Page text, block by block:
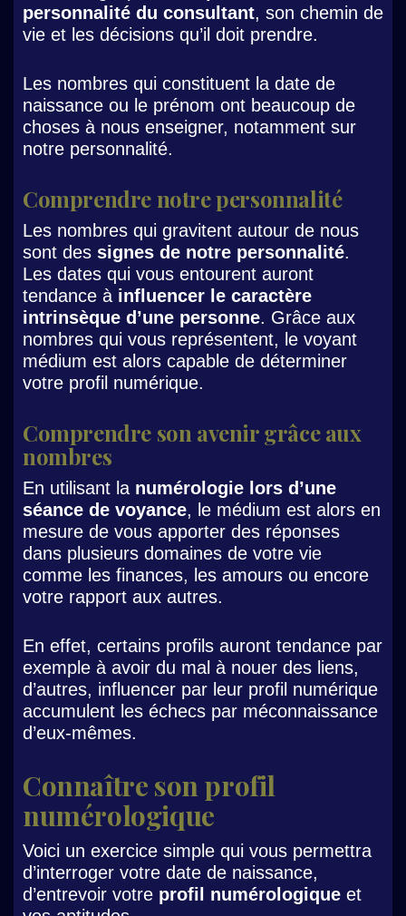
personnalité du consultant, son chemin de
vie et les décisions qu’il doit prendre.
Les nombres qui constituent la date de
naissance ou le prénom ont beaucoup de
choses à nous enseigner, notamment sur
notre personnalité.
Comprendre notre personnalité
Les nombres qui gravitent autour de nous
sont des signes de notre personnalité.
Les dates qui vous entourent auront
tendance à influencer le caractère
intrinsèque d’une personne. Grâce aux
nombres qui vous représentent, le voyant
médium est alors capable de déterminer
votre profil numérique.
Comprendre son avenir grâce aux
nombres
En utilisant la numérologie lors d’une
séance de voyance, le médium est alors en
mesure de vous apporter des réponses
dans plusieurs domaines de votre vie
comme les finances, les amours ou encore
votre rapport aux autres.
En effet, certains profils auront tendance par
exemple à avoir du mal à nouer des liens,
d’autres, influencer par leur profil numérique
accumulent les échecs par méconnaissance
d’eux-mêmes.
Connaître son profil
numérologique
Voici un exercice simple qui vous permettra
d’interroger votre date de naissance,
d’entrevoir votre profil numérologique et